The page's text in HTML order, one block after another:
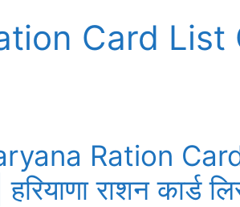
Card List
Ration
राशन कार्ड